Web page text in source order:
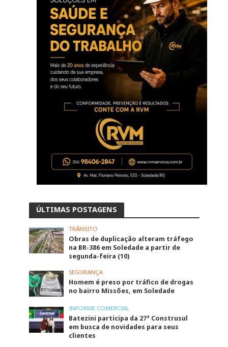
ÚLTIMAS POSTAGENS
TRÂNSITO
Obras de duplicação alteram tráfego
na BR-386 em Soledade a partir de
segunda-feira (10)
SEGURANÇA
Homem é preso por tráfico de drogas
no bairro Missões, em Soledade
INFORME COMERCIAL
Batezini participa da 27ª Construsul
em busca de novidades para seus
clientes